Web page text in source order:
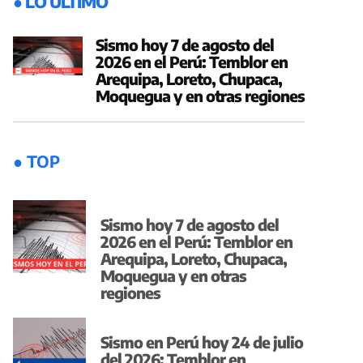
Sismo hoy 7 de agosto del
2026 en el Perú: Temblor en
Arequipa, Loreto, Chupaca,
Moquegua y en otras regiones
● TOP
Sismo hoy 7 de agosto del
2026 en el Perú: Temblor en
Arequipa, Loreto, Chupaca,
Moquegua y en otras
regiones
Sismo en Perú hoy 24 de julio
del 2026: Temblor en